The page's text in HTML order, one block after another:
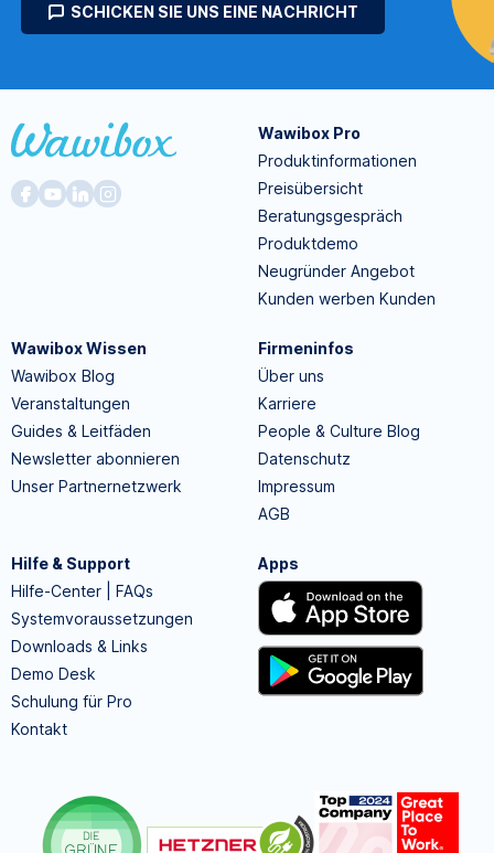
SCHICKEN SIE UNS EINE NACHRICHT
Wawibox Pro
Produktinformationen
Preisübersicht
Beratungsgespräch
Produktdemo
Neugründer Angebot
Kunden werben Kunden
Wawibox Wissen
Wawibox Blog
Veranstaltungen
Guides & Leitfäden
Newsletter abonnieren
Unser Partnernetzwerk
Firmeninfos
Über uns
Karriere
People & Culture Blog
Datenschutz
Impressum
AGB
Hilfe & Support
Hilfe-Center | FAQs
Systemvoraussetzungen
Downloads & Links
Demo Desk
Schulung für Pro
Kontakt
Apps